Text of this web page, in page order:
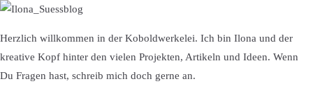
Herzlich willkommen in der Koboldwerkelei. Ich bin Ilona und der
kreative Kopf hinter den vielen Projekten, Artikeln und Ideen. Wenn
Du Fragen hast, schreib mich doch gerne an.